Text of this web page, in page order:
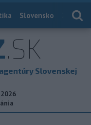
Slovensko
.SK
Slovenskej